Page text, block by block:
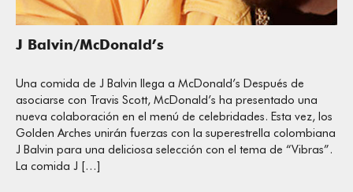
J Balvin/McDonald’s
Una comida de J Balvin llega a McDonald’s Después de
asociarse con Travis Scott, McDonald’s ha presentado una
nueva colaboración en el menú de celebridades. Esta vez, los
Golden Arches unirán fuerzas con la superestrella colombiana
J Balvin para una deliciosa selección con el tema de “Vibras”.
La comida J […]